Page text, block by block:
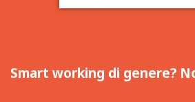
Smart working di genere?